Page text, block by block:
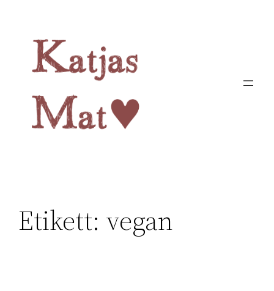
innehåll
Etikett: vegan